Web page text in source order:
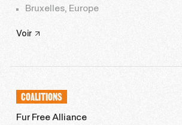
Bruxelles, Europe
Voir
COALITIONS
Fur Free Alliance